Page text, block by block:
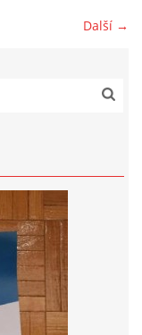
Další →